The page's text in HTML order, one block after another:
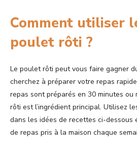
Comment utiliser
poulet rôti ?
Le poulet rôti peut vous faire gagner
cherchez à préparer votre repas
repas sont préparés en 30 minutes ou
rôti est l’ingrédient principal. Utilisez
dans les idées de recettes ci-dessous
de repas pris à la maison chaque